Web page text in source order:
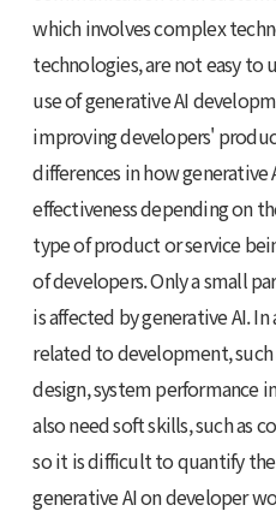
which involves complex
technologies, are not easy to
use of generative AI
improving developers'
differences in how generative
effectiveness depending on
type of product or service
of developers. Only a small
is affected by generative AI.
related to development, such
design, system performance
also need soft skills, such as
so it is difficult to quantify
generative AI on developer